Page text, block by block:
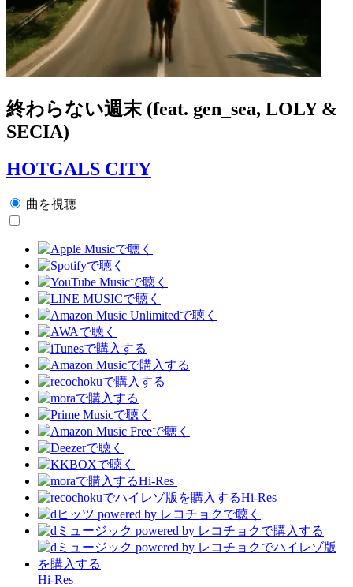
終わらない週末 (feat. gen_sea, LOLY &
SECIA)
HOTGALS CITY
曲を視聴
Hi-Res
Hi-Res
Hi-Res